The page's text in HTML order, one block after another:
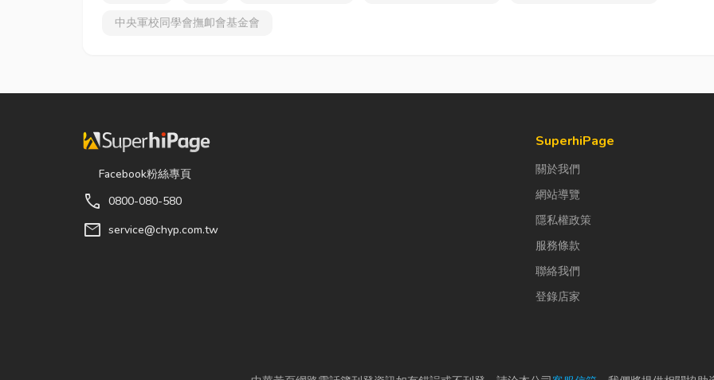
中央軍校同學會撫卹會基金會
Facebook粉絲專頁
call 0800-080-580
mail service@chyp.com.tw
SuperhiPage
關於我們
網站導覽
隱私權政策
服務條款
聯絡我們
登錄店家